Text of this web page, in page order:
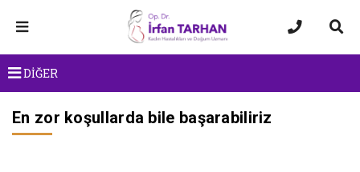
DİĞER
En zor koşullarda bile başarabiliriz